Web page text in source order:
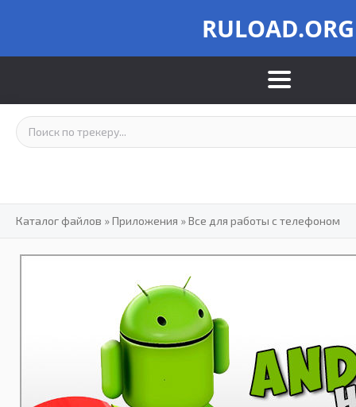
RULOAD.ORG
Каталог файлов »Приложения »Все для работы с телефоном